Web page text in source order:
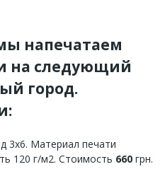
напечатаем
на следующий
город.
3х6. Материал печати
120 г/м2. Стоимость 660 грн.